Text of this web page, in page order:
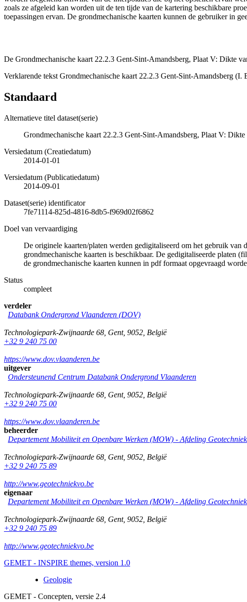
zoals ze afgeleid kan worden uit de ten tijde van de kartering beschikbare
toepassingen ervan. De grondmechanische kaarten kunnen de gebruiker in
De Grondmechanische kaart 22.2.3 Gent-Sint-Amandsberg, Plaat V: Dikte
Verklarende tekst Grondmechanische kaart 22.2.3 Gent-Sint-Amandsberg
Standaard
Alternatieve titel dataset(serie)
Grondmechanische kaart 22.2.3 Gent-Sint-Amandsberg, Plaat V:
Versiedatum (Creatiedatum)
2014-01-01
Versiedatum (Publicatiedatum)
2014-09-01
Dataset(serie) identificator
7fe71114-825d-4816-8db5-f969d02f6862
Doel van vervaardiging
De originele kaarten/platen werden gedigitaliseerd om het gebruik van
grondmechanische kaarten is beschikbaar. De gedigitaliseerde platen
de grondmechanische kaarten kunnen in pdf formaat opgevraagd
Status
compleet
verdeler
Databank Ondergrond Vlaanderen (DOV)
Technologiepark-Zwijnaarde 68 Gent, 9052 België
+32 9 240 75 00
https://www.dov.vlaanderen.be
uitgever
Ondersteunend Centrum Databank Ondergrond Vlaanderen
Technologiepark-Zwijnaarde 68 Gent, 9052 België
+32 9 240 75 00
https://www.dov.vlaanderen.be
beheerder
Departement Mobiliteit en Openbare Werken (MOW) - Afdeling Geotechniek
Technologiepark-Zwijnaarde 68 Gent, 9052 België
+32 9 240 75 89
http://www.geotechniekvo.be
eigenaar
Departement Mobiliteit en Openbare Werken (MOW) - Afdeling Geotechniek
Technologiepark-Zwijnaarde 68 Gent, 9052 België
+32 9 240 75 89
http://www.geotechniekvo.be
GEMET - INSPIRE themes, version 1.0
Geologie
GEMET - Concepten, versie 2.4